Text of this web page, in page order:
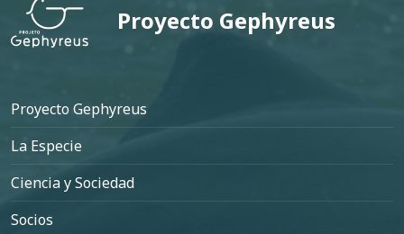
Proyecto Gephyreus
Pie de página
Proyecto Gephyreus
La Especie
Ciencia y Sociedad
Socios